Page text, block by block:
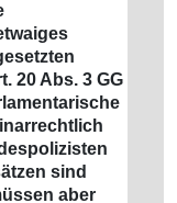
20 Abs. 3 GG
sind
aber